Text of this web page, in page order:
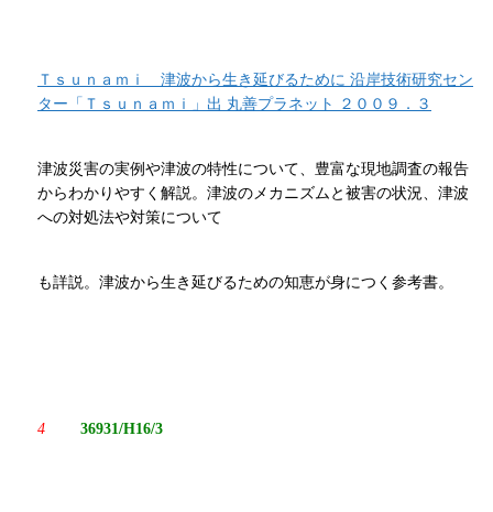
Ｔｓｕｎａｍｉ 津波から生き延びるために 沿岸技術研究セン
ター「Ｔｓｕｎａｍｉ」出 丸善プラネット ２００９．３
津波災害の実例や津波の特性について、豊富な現地調査の報告
からわかりやすく解説。津波のメカニズムと被害の状況、津波
への対処法や対策について
も詳説。津波から生き延びるための知恵が身につく参考書。
4 36931/H16/3